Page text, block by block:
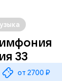
33
от 2700 ₽